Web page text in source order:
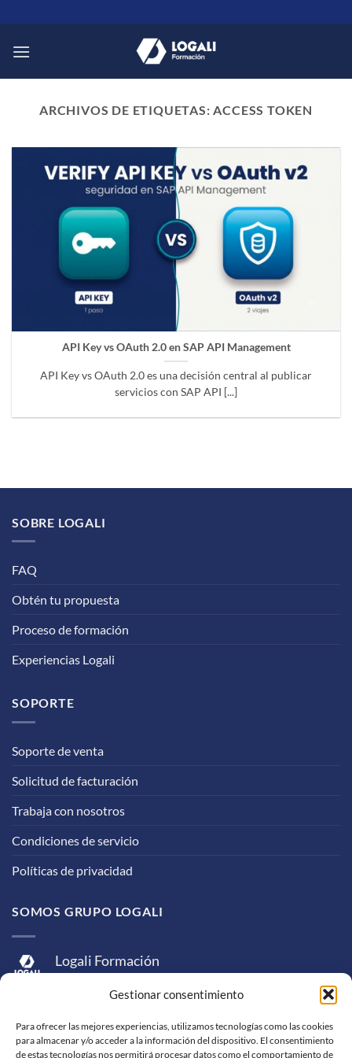
Gestionar consentimiento
Para ofrecer las mejores experiencias, utilizamos tecnologías como las cookies
para almacenar y/o acceder a la información del dispositivo. El consentimiento
de estas tecnologías nos permitirá procesar datos como el comportamiento de
al
contenido
ARCHIVOS DE ETIQUETAS:ACCESS TOKEN
API Key vs OAuth 2.0 en SAP API Management
API Key vs OAuth 2.0 es una decisión central al publicar
servicios con SAP API [...]
SOBRE LOGALI
FAQ
Obtén tu propuesta
Proceso de formación
Experiencias Logali
SOPORTE
Soporte de venta
Solicitud de facturación
Trabaja con nosotros
Condiciones de servicio
Políticas de privacidad
SOMOS GRUPO LOGALI
Logali Formación
Logali Consultoría
Logali Ingeniería